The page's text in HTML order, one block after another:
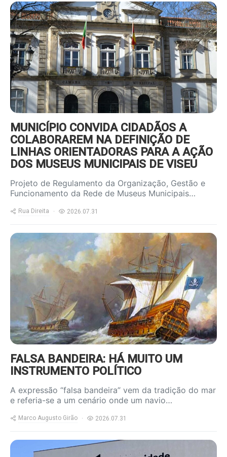
https://www.ruadireita.pt/wp-
content/uploads/2026/01/cmviseu-
800x600.jpg
MUNICÍPIO CONVIDA CIDADÃOS A
COLABORAREM NA DEFINIÇÃO DE
LINHAS ORIENTADORAS PARA A AÇÃO
DOS MUSEUS MUNICIPAIS DE VISEU
Projeto de Regulamento da Organização, Gestão e
Funcionamento da Rede de Museus Municipais…
Rua Direita 2026.07.31
https://www.ruadireita.pt/wp-
content/uploads/2026/07/nau-
800x600.jpg
FALSA BANDEIRA: HÁ MUITO UM
INSTRUMENTO POLÍTICO
A expressão “falsa bandeira” vem da tradição do mar
e referia-se a um cenário onde um navio…
Marco Augusto Girão 2026.07.31
https://www.ruadireita.pt/wp-